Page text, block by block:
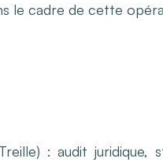
le cadre de cette
: audit juridique,